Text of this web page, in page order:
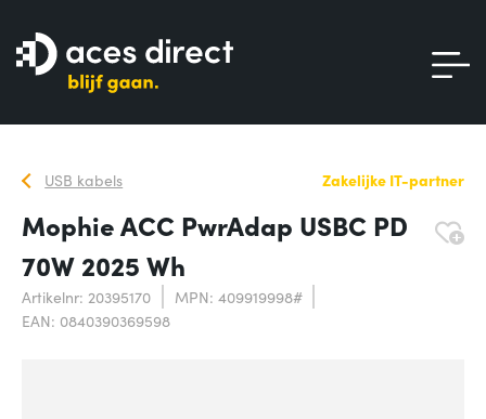
USB kabels Zakelijke IT-partner
Mophie ACC PwrAdap USBC PD
70W 2025 Wh
Artikelnr: 20395170
MPN: 409919998#
EAN: 0840390369598